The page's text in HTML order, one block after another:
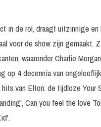
in de rol, draagt uitzinnige
voor de show zijn gemaakt.
waaronder Charlie
op 4 decennia van
van Elton: de tijdloze Your
Can you feel the love